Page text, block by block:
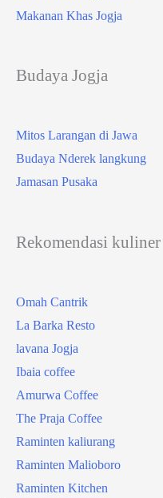
Makanan Khas Jogja
Budaya Jogja
Mitos Larangan di Jawa
Budaya Nderek langkung
Jamasan Pusaka
Rekomendasi kuliner
Omah Cantrik
La Barka Resto
lavana Jogja
Ibaia coffee
Amurwa Coffee
The Praja Coffee
Raminten kaliurang
Raminten Malioboro
Raminten Kitchen